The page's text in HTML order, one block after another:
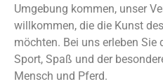
Umgebung kommen, unser
willkommen, die die Kunst
möchten. Bei uns erleben
Sport, Spaß und der
Mensch und Pferd.